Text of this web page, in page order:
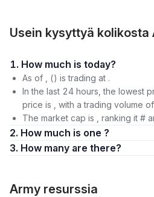
Usein kysyttyä kolikosta
1. How much is today?
As of , () is trading at .
In the last 24 hours, the lowest
price is , with a trading volume
The market cap is , ranking it #
2. How much is one ?
3. How many are there?
Army resurssia